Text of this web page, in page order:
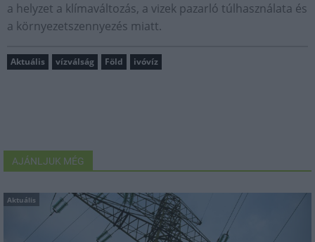
a helyzet a klímaváltozás, a vizek pazarló túlhasználata és
a környezetszennyezés miatt.
Aktuális vízválság Föld ivóvíz
AJÁNLJUK MÉG
Aktuális